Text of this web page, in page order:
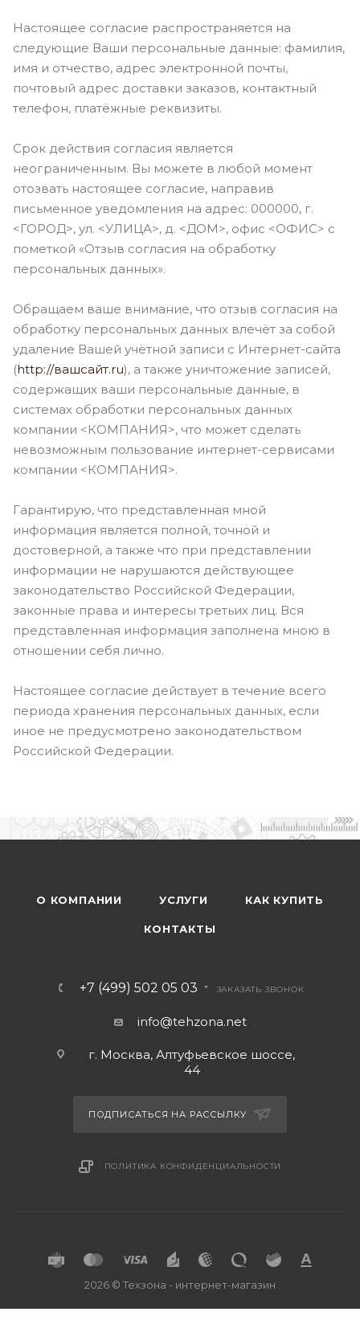
Настоящее согласие распространяется на
следующие Ваши персональные данные: фамилия,
имя и отчество, адрес электронной почты,
почтовый адрес доставки заказов, контактный
телефон, платёжные реквизиты.
Срок действия согласия является
неограниченным. Вы можете в любой момент
отозвать настоящее согласие, направив
письменное уведомления на адрес: 000000, г.
<ГОРОД>, ул. <УЛИЦА>, д. <ДОМ>, офис <ОФИС> с
пометкой «Отзыв согласия на обработку
персональных данных».
Обращаем ваше внимание, что отзыв согласия на
обработку персональных данных влечёт за собой
удаление Вашей учётной записи с Интернет-сайта
(http://вашсайт.ru), а также уничтожение записей,
содержащих ваши персональные данные, в
системах обработки персональных данных
компании <КОМПАНИЯ>, что может сделать
невозможным пользование интернет-сервисами
компании <КОМПАНИЯ>.
Гарантирую, что представленная мной
информация является полной, точной и
достоверной, а также что при представлении
информации не нарушаются действующее
законодательство Российской Федерации,
законные права и интересы третьих лиц. Вся
представленная информация заполнена мною в
отношении себя лично.
Настоящее согласие действует в течение всего
периода хранения персональных данных, если
иное не предусмотрено законодательством
Российской Федерации.
О КОМПАНИИ УСЛУГИ КАК КУПИТЬ
КОНТАКТЫ
+7 (499) 502 05 03 ЗАКАЗАТЬ ЗВОНОК
info@tehzona.net
г. Москва, Алтуфьевское шоссе,
44
ПОДПИСАТЬСЯ НА РАССЫЛКУ
ПОЛИТИКА КОНФИДЕНЦИАЛЬНОСТИ
2026 © Техзона - интернет-магазин